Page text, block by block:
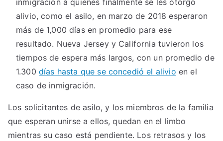
alivio, como el asilo, en marzo de 2018 esperaron
más de 1,000 días en promedio para ese
resultado. Nueva Jersey y California tuvieron los
tiempos de espera más largos, con un promedio de
1.300 días hasta que se concedió el alivio en el
caso de inmigración.
Los solicitantes de asilo, y los miembros de la familia
que esperan unirse a ellos, quedan en el limbo
mientras su caso está pendiente. Los retrasos y los